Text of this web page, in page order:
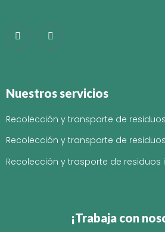
Nuestros servicios
Recolección y transporte de
Recolección y transporte de
Recolección y trasporte de residuos
¡Trabaja con